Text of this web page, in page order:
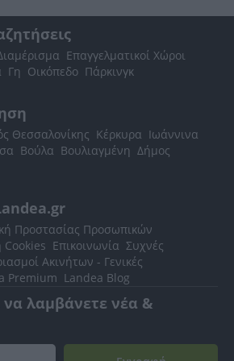
Επαγγελματικοί Χώροι
Γη Οικόπεδο Πάρκινγκ
Θεσσαλονίκης Κέρκυρα Ιωάννινα
Βούλα Βουλιαγμένη Δήμος
Προστασίας Προσωπικών
Cookies Επικοινωνία Συχνές
Ακινήτων - Γενικές
Premium Landea Blog
να λαμβάνετε νέα &